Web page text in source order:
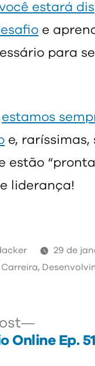
estará
e
para
estamos
e, raríssimas,
estão
liderança!
29 de
,
post:
Online Ep.